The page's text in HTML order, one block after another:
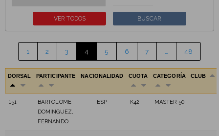
1 2 3 4 5 6 7 48
DORSAL PARTICIPANTE NACIONALIDAD CUOTA CATEGORÍA CLUB
151
BARTOLOME
DOMINGUEZ,
FERNANDO
ESP K42 MASTER 50